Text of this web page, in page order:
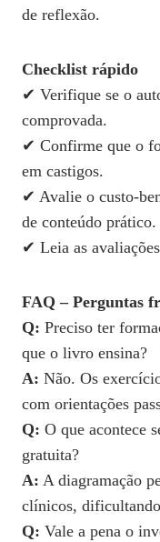
de reflexão.
Checklist rápido
✔ Verifique se o
comprovada.
✔ Confirme que o
em castigos.
✔ Avalie o
de conteúdo prático.
✔ Leia as
FAQ – Perguntas
Q: Preciso ter
que o livro ensina?
A: Não. Os
com orientações
Q: O que acontece
gratuita?
A: A diagramação
clínicos,
Q: Vale a pena o